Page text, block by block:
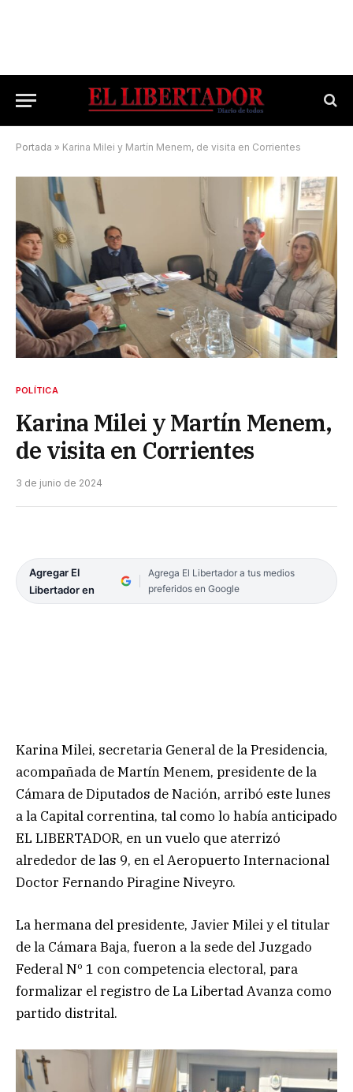
Portada » Karina Milei y Martín Menem, de visita en Corrientes
POLÍTICA
Karina Milei y Martín Menem,
de visita en Corrientes
3 de junio de 2024
Agregar El
Libertador en
Agrega El Libertador a tus medios
preferidos en Google
Karina Milei, secretaria General de la Presidencia,
acompañada de Martín Menem, presidente de la
Cámara de Diputados de Nación, arribó este lunes
a la Capital correntina, tal como lo había anticipado
EL LIBERTADOR, en un vuelo que aterrizó
alrededor de las 9, en el Aeropuerto Internacional
Doctor Fernando Piragine Niveyro.
La hermana del presidente, Javier Milei y el titular
de la Cámara Baja, fueron a la sede del Juzgado
Federal Nº 1 con competencia electoral, para
formalizar el registro de La Libertad Avanza como
partido distrital.